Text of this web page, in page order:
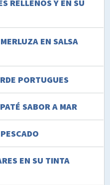
RELLENOS Y EN SU
MERLUZA EN SALSA
PORTUGUES
PATÉ SABOR A MAR
EN SU TINTA